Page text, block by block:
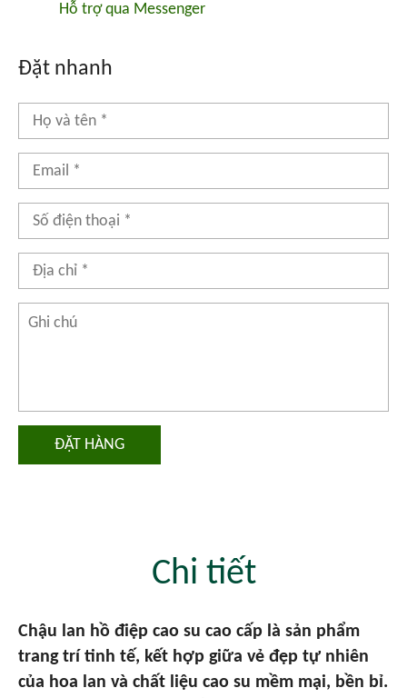
Hỗ trợ qua Messenger
Đặt nhanh
ĐẶT HÀNG
Chi tiết
Chậu lan hồ điệp cao su cao cấp là sản phẩm
trang trí tinh tế, kết hợp giữa vẻ đẹp tự nhiên
của hoa lan và chất liệu cao su mềm mại, bền bỉ.